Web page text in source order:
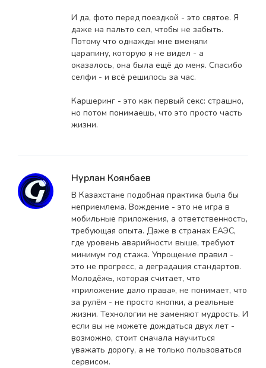
И да, фото перед поездкой - это святое. Я
даже на пальто сел, чтобы не забыть.
Потому что однажды мне вменяли
царапину, которую я не видел - а
оказалось, она была ещё до меня. Спасибо
селфи - и всё решилось за час.
Каршеринг - это как первый секс: страшно,
но потом понимаешь, что это просто часть
жизни.
Нурлан Коянбаев
В Казахстане подобная практика была бы
неприемлема. Вождение - это не игра в
мобильные приложения, а ответственность,
требующая опыта. Даже в странах ЕАЭС,
где уровень аварийности выше, требуют
минимум год стажа. Упрощение правил -
это не прогресс, а деградация стандартов.
Молодёжь, которая считает, что
«приложение дало права», не понимает, что
за рулём - не просто кнопки, а реальные
жизни. Технологии не заменяют мудрость. И
если вы не можете дождаться двух лет -
возможно, стоит сначала научиться
уважать дорогу, а не только пользоваться
сервисом.